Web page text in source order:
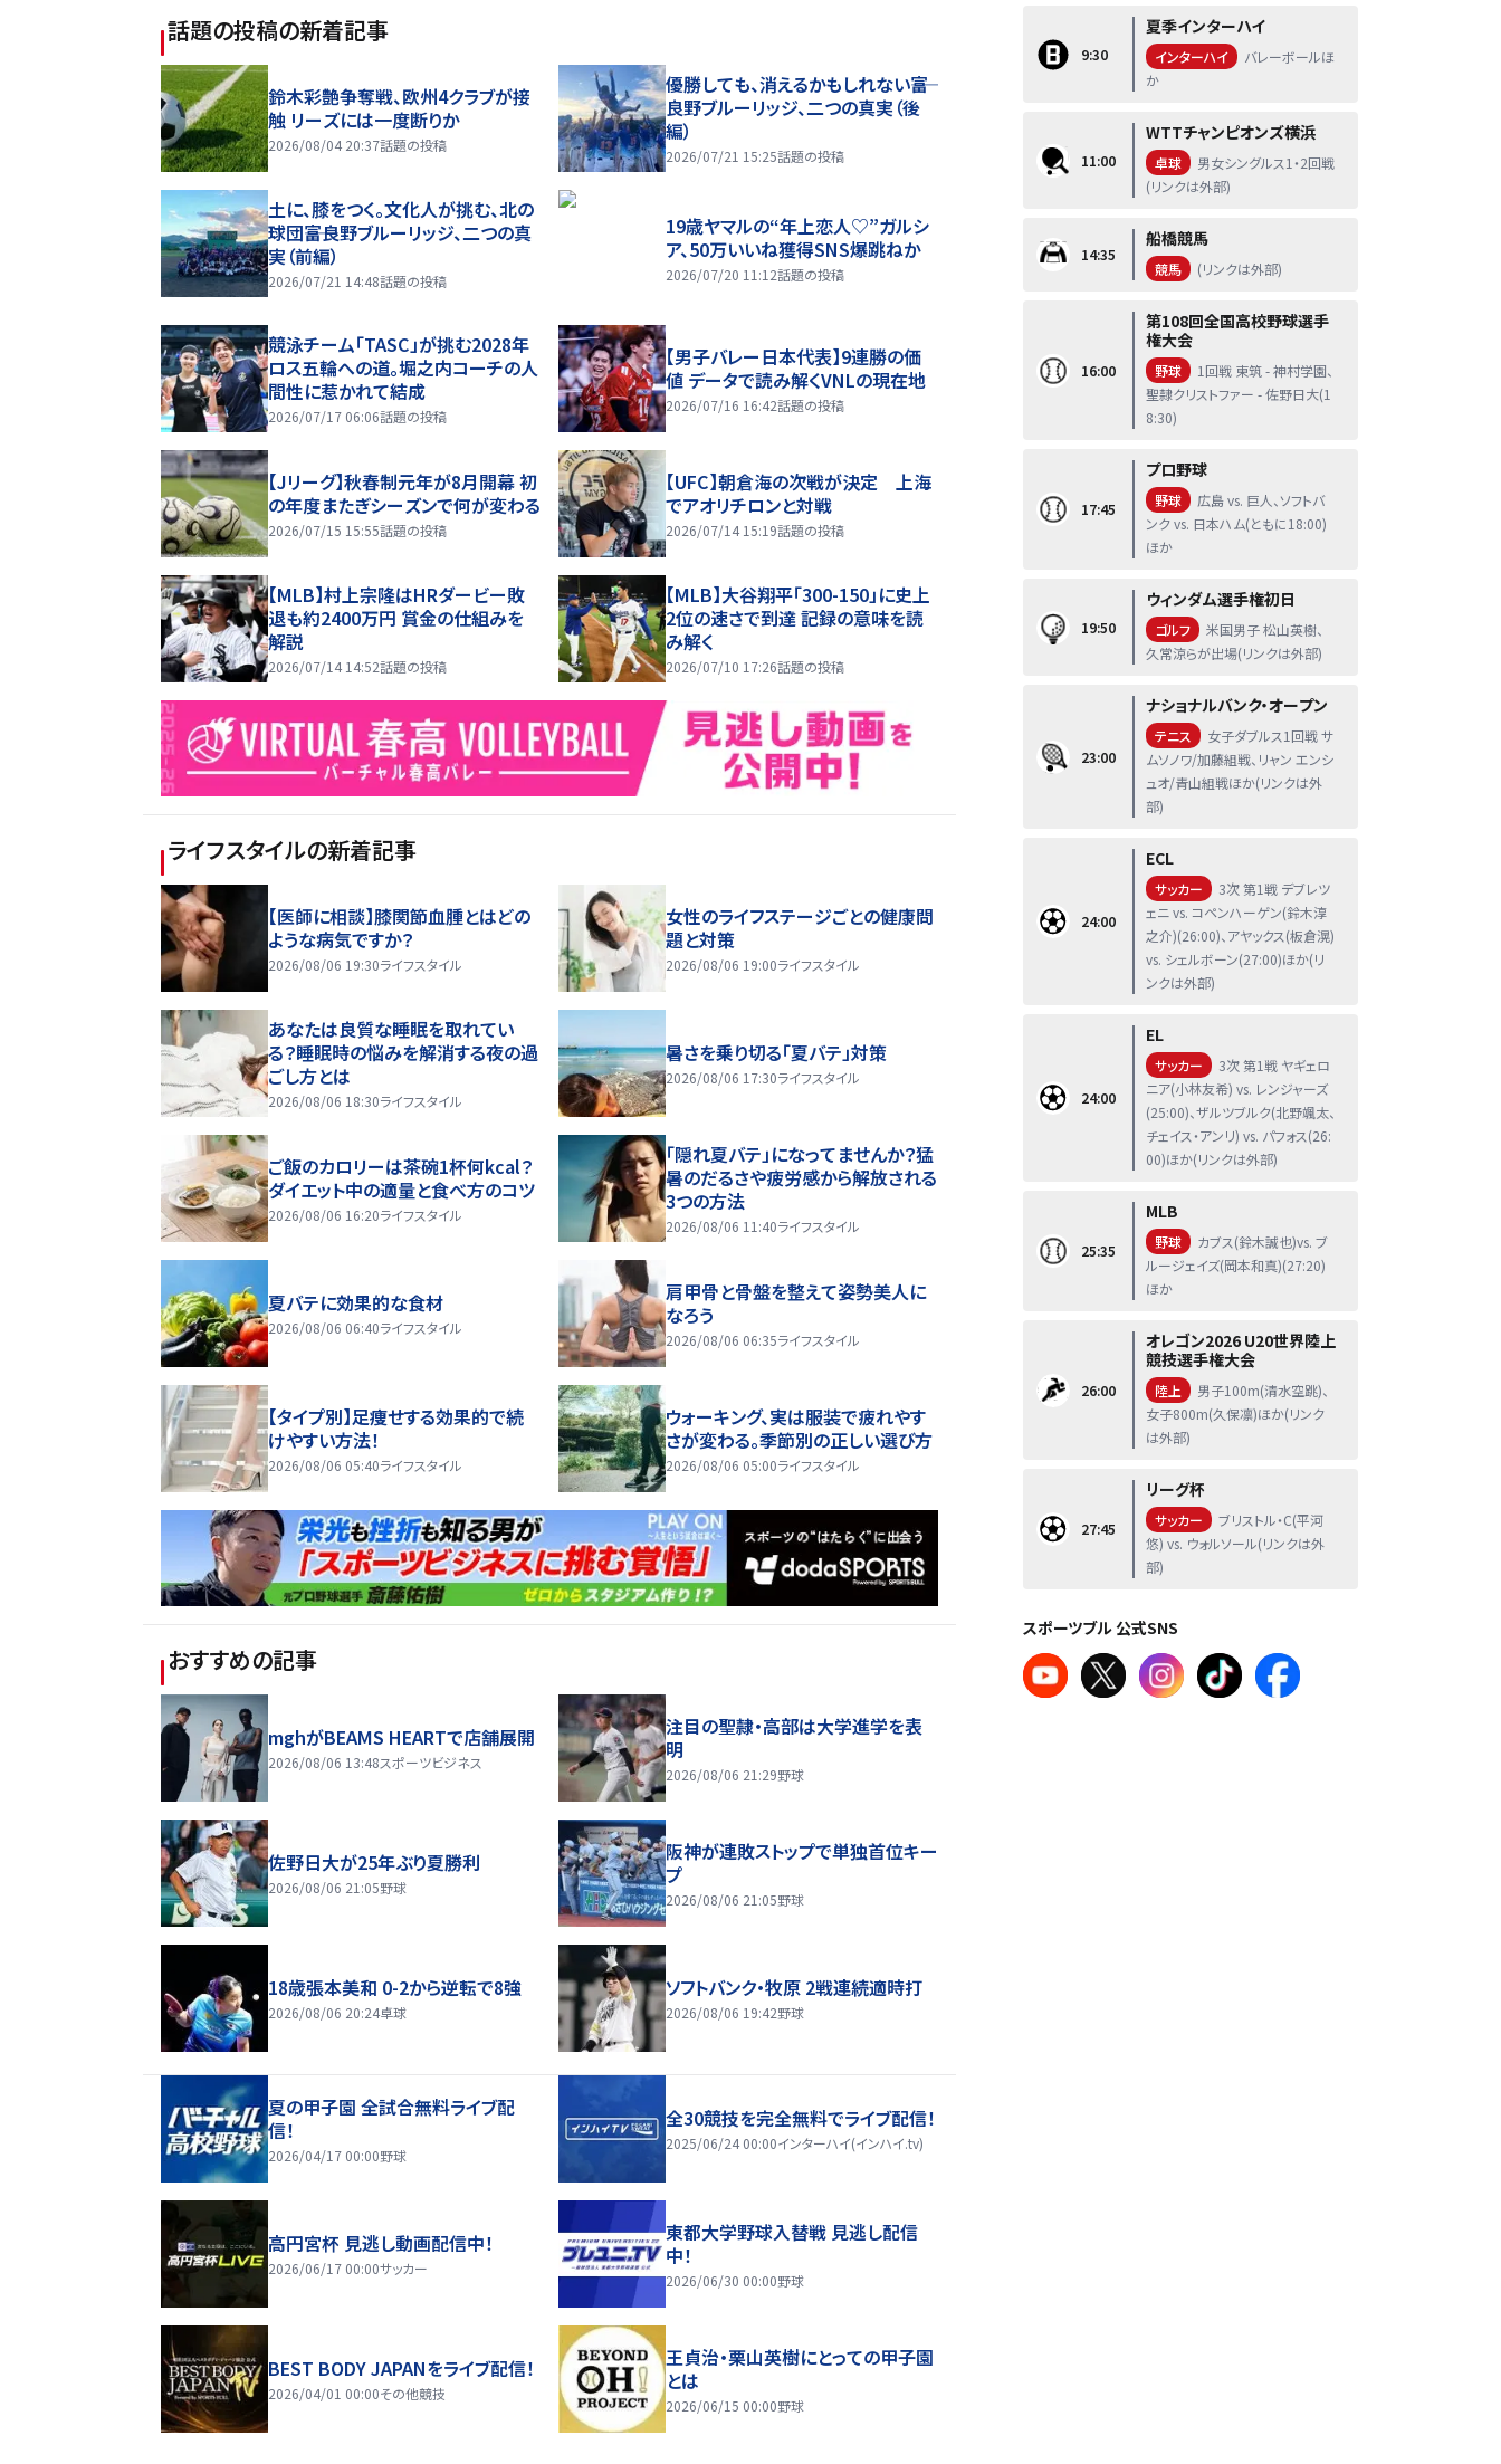
話題の投稿の新着記事
鈴木彩艶争奪戦、欧州4クラブが接
触 リーズには一度断りか
2026/08/04 20:37話題の投稿
優勝しても、消えるかもしれない――富
良野ブルーリッジ、二つの真実（後
編）
2026/07/21 15:25話題の投稿
土に、膝をつく。文化人が挑む、北の
球団――富良野ブルーリッジ、二つの真
実（前編）
2026/07/21 14:48話題の投稿
19歳ヤマルの“年上恋人♡”ガルシ
ア、50万いいね獲得SNS爆跳ねか
2026/07/20 11:12話題の投稿
競泳チーム「TASC」が挑む2028年
ロス五輪への道。堀之内コーチの人
間性に惹かれて結成
2026/07/17 06:06話題の投稿
【男子バレー日本代表】9連勝の価
値 データで読み解くVNLの現在地
2026/07/16 16:42話題の投稿
【Jリーグ】秋春制元年が8月開幕 初
の年度またぎシーズンで何が変わる
2026/07/15 15:55話題の投稿
【UFC】朝倉海の次戦が決定 上海
でアオリチロンと対戦
2026/07/14 15:19話題の投稿
【MLB】村上宗隆はHRダービー敗
退も約2400万円 賞金の仕組みを
解説
2026/07/14 14:52話題の投稿
【MLB】大谷翔平「300-150」に史上
2位の速さで到達 記録の意味を読
み解く
2026/07/10 17:26話題の投稿
ライフスタイルの新着記事
【医師に相談】膝関節血腫とはどの
ような病気ですか？
2026/08/06 19:30ライフスタイル
女性のライフステージごとの健康問
題と対策
2026/08/06 19:00ライフスタイル
あなたは良質な睡眠を取れてい
る？睡眠時の悩みを解消する夜の過
ごし方とは
2026/08/06 18:30ライフスタイル
暑さを乗り切る「夏バテ」対策
2026/08/06 17:30ライフスタイル
ご飯のカロリーは茶碗1杯何kcal？
ダイエット中の適量と食べ方のコツ
2026/08/06 16:20ライフスタイル
「隠れ夏バテ」になってませんか？猛
暑のだるさや疲労感から解放される
3つの方法
2026/08/06 11:40ライフスタイル
夏バテに効果的な食材
2026/08/06 06:40ライフスタイル
肩甲骨と骨盤を整えて姿勢美人に
なろう
2026/08/06 06:35ライフスタイル
【タイプ別】足痩せする効果的で続
けやすい方法！
2026/08/06 05:40ライフスタイル
ウォーキング、実は服装で疲れやす
さが変わる。季節別の正しい選び方
2026/08/06 05:00ライフスタイル
おすすめの記事
mghがBEAMS HEARTで店舗展開
2026/08/06 13:48スポーツビジネス
注目の聖隷・高部は大学進学を表
明
2026/08/06 21:29野球
佐野日大が25年ぶり夏勝利
2026/08/06 21:05野球
阪神が連敗ストップで単独首位キー
プ
2026/08/06 21:05野球
18歳張本美和 0-2から逆転で8強
2026/08/06 20:24卓球
ソフトバンク・牧原 2戦連続適時打
2026/08/06 19:42野球
夏の甲子園 全試合無料ライブ配
信！
2026/04/17 00:00野球
全30競技を完全無料でライブ配信！
2025/06/24 00:00インターハイ(インハイ.tv)
高円宮杯 見逃し動画配信中！
2026/06/17 00:00サッカー
東都大学野球入替戦 見逃し配信
中！
2026/06/30 00:00野球
BEST BODY JAPANをライブ配信！
2026/04/01 00:00その他競技
王貞治・栗山英樹にとっての甲子園
とは
2026/06/15 00:00野球
9:30
夏季インターハイ
インターハイ
バレーボールほ
か
11:00
WTTチャンピオンズ横浜
卓球
男女シングルス1・2回戦
(リンクは外部)
14:35
船橋競馬
競馬 (リンクは外部)
16:00
第108回全国高校野球選手
権大会
野球
1回戦 東筑 - 神村学園、
聖隷クリストファー - 佐野日大(1
8:30)
17:45
プロ野球
野球
広島 vs. 巨人、ソフトバ
ンク vs. 日本ハム(ともに18:00)
ほか
19:50
ウィンダム選手権初日
ゴルフ
米国男子 松山英樹、
久常涼らが出場(リンクは外部)
23:00
ナショナルバンク・オープン
テニス
女子ダブルス1回戦 サ
ムソノワ/加藤組戦、リャン エンシ
ュオ/青山組戦ほか(リンクは外
部)
24:00
ECL
サッカー
3次 第1戦 デブレツ
ェニ vs. コペンハーゲン(鈴木淳
之介)(26:00)、アヤックス(板倉滉)
vs. シェルボーン(27:00)ほか(リ
ンクは外部)
24:00
EL
サッカー
3次 第1戦 ヤギェロ
ニア(小林友希) vs. レンジャーズ
(25:00)、ザルツブルク(北野颯太、
チェイス・アンリ) vs. パフォス(26:
00)ほか(リンクは外部)
25:35
MLB
野球
カブス(鈴木誠也)vs. ブ
ルージェイズ(岡本和真)(27:20)
ほか
26:00
オレゴン2026 U20世界陸上
競技選手権大会
陸上
男子100m(清水空跳)、
女子800m(久保凛)ほか(リンク
は外部)
27:45
リーグ杯
サッカー
ブリストル・C(平河
悠) vs. ウォルソール(リンクは外
部)
スポーツブル 公式SNS